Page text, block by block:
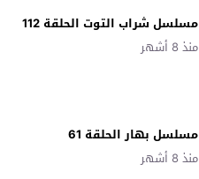
مسلسل شراب التوت الحلقة 112
منذ 8 أشهر
مسلسل بهار الحلقة 61
منذ 8 أشهر